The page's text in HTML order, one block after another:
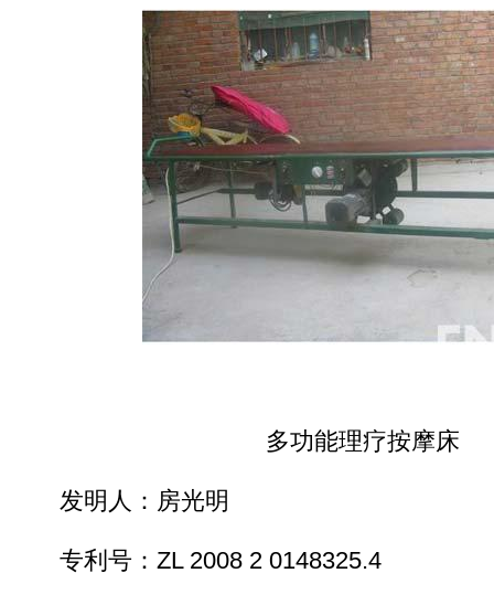
多功能理疗按摩床
发明人：房光明
专利号：ZL 2008 2 0148325.4